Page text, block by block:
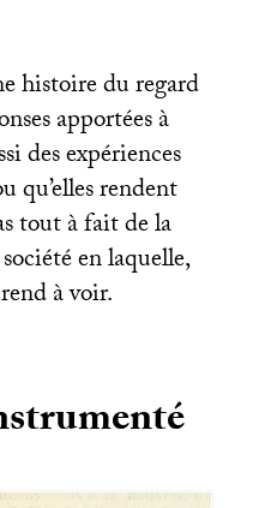
histoire du regard
apportées à
des expériences
qu’elles rendent
tout à fait de la
en laquelle,
à voir.